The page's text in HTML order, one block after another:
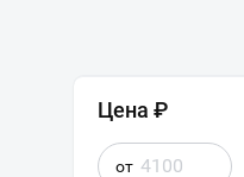
Цена ₽
от